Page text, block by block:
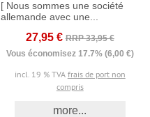
[ Nous sommes une société
allemande avec une...
27,95 € RRP 33,95 €
Vous économisez 17.7% (6,00 €)
incl. 19 % TVA frais de port non
compris
more...